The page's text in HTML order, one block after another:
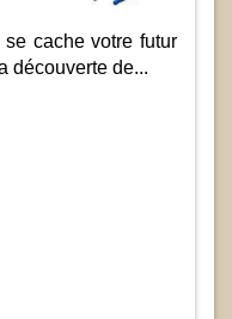
cache votre futur
découverte de...